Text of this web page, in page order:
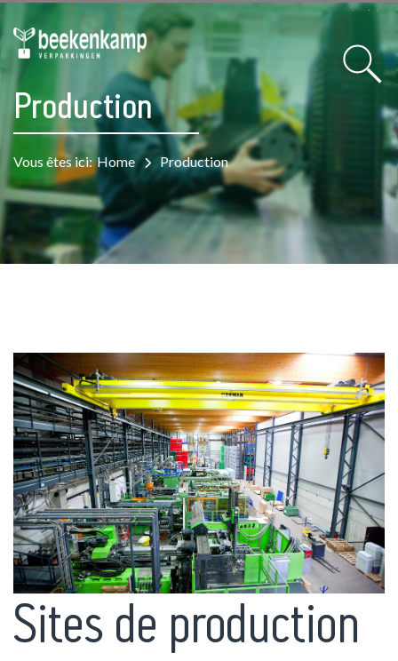
Production
Vous êtes ici: Home Production
Sites de production